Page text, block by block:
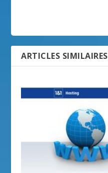
ARTICLES SIMILAIRES